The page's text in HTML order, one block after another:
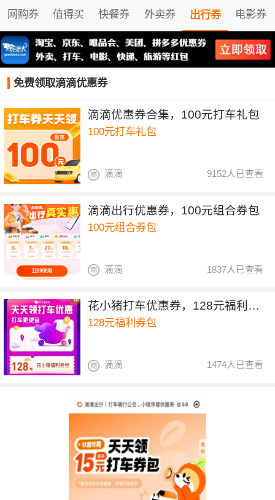
网购券 值得买 快餐券 外卖券 出行券 电影券
免费领取滴滴优惠券
滴滴优惠券合集，100元打车礼包
100元打车礼包
9152人已查看
滴滴
滴滴出行优惠券，100元组合券包
100元组合券包
1837人已查看
滴滴
花小猪打车优惠券，128元福利券包
128元福利券包
1474人已查看
滴滴